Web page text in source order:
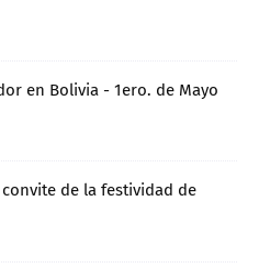
en Bolivia - 1ero. de Mayo
de la festividad de